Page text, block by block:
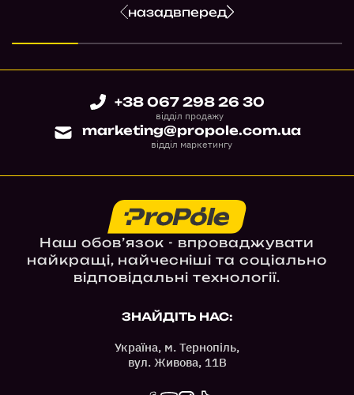
назадвперед
+38 067 298 26 30
відділ продажу
marketing@propole.com.ua
відділ маркетингу
Наш обов’язок - впроваджувати
найкращі, найчесніші та соціально
відповідальні технології.
ЗНАЙДІТЬ НАС:
Україна, м. Тернопіль,
вул. Живова, 11В